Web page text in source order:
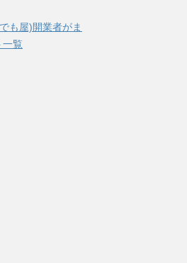
も屋)開業者がま
一覧